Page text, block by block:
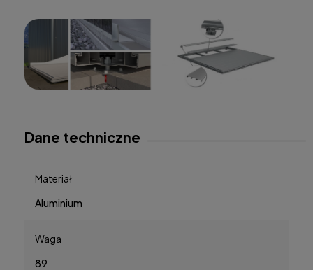
Dane techniczne
Materiał
Aluminium
Waga
89